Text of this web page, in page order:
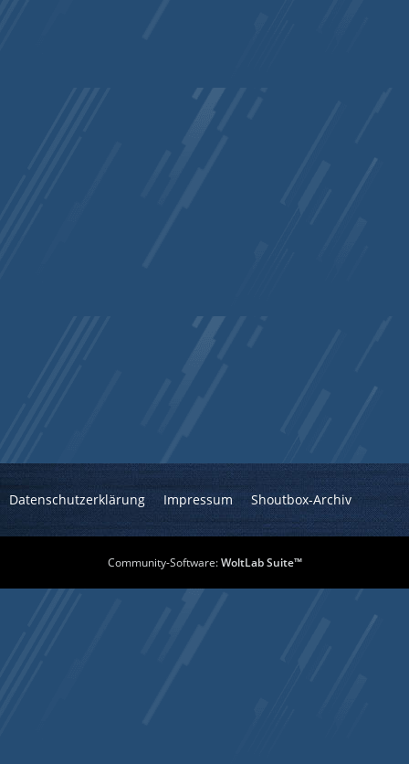
Datenschutzerklärung Impressum Shoutbox-Archiv
Community-Software:WoltLab Suite™